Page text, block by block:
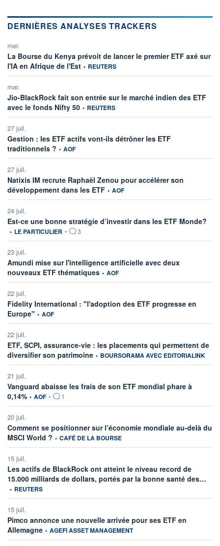
DERNIÈRES ANALYSES TRACKERS
mer.
La Bourse du Kenya prévoit de lancer le premier ETF axé sur
l'IA en Afrique de l'Estinformation fournie par
• REUTERS
mar.
Jio-BlackRock fait son entrée sur le marché indien des ETF
avec le fonds Nifty 50information fournie par
• REUTERS
27 juil.
Gestion : les ETF actifs vont-ils détrôner les ETF
traditionnels ? information fournie par
• AOF
27 juil.
Natixis IM recrute Raphaël Zenou pour accélérer son
développement dans les ETFinformation fournie par
• AOF
24 juil.
Est-ce une bonne stratégie d’investir dans les ETF Monde?
• LE PARTICULIER • 3
23 juil.
Amundi mise sur l'intelligence artificielle avec deux
nouveaux ETF thématiques information fournie par
• AOF
22 juil.
Fidelity International : "l'adoption des ETF progresse en
Europe" information fournie par
• AOF
22 juil.
ETF, SCPI, assurance-vie : les placements qui permettent de
diversifier son patrimoine information fournie par
• BOURSORAMA AVEC EDITORIALINK
21 juil.
Vanguard abaisse les frais de son ETF mondial phare à
0,14% information fournie par
• AOF • 1
20 juil.
Comment se positionner sur l’économie mondiale au-delà du
MSCI World ? information fournie par
• CAFÉ DE LA BOURSE
15 juil.
Les actifs de BlackRock ont atteint le niveau record de
15.000 milliards de dollars, portés par la bonne santé des…
• REUTERS
15 juil.
Pimco annonce une nouvelle arrivée pour ses ETF en
Allemagne information fournie par
• AGEFI ASSET MANAGEMENT